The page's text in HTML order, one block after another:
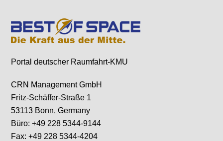
Portal deutscher Raumfahrt-KMU
CRN Management GmbH
Fritz-Schäffer-Straße 1
53113 Bonn, Germany
Büro: +49 228 5344-9144
Fax: +49 228 5344-4204